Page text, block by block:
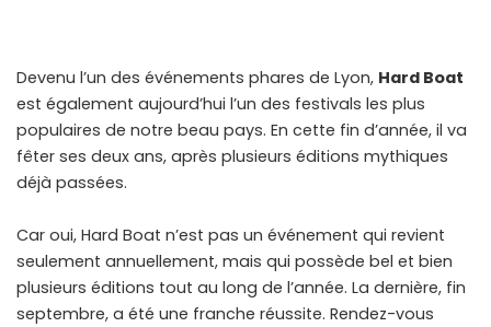
Devenu l’un des événements phares de Lyon, Hard Boat
est également aujourd’hui l’un des festivals les plus
populaires de notre beau pays. En cette fin d’année, il va
fêter ses deux ans, après plusieurs éditions mythiques
déjà passées.
Car oui, Hard Boat n’est pas un événement qui revient
seulement annuellement, mais qui possède bel et bien
plusieurs éditions tout au long de l’année. La dernière, fin
septembre, a été une franche réussite. Rendez-vous